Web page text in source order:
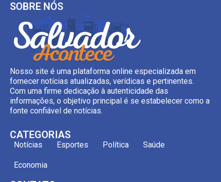
SOBRE NÓS
Nosso site é uma plataforma online especializada em
fornecer notícias atualizadas, verídicas e pertinentes.
Com uma firme dedicação à autenticidade das
informações, o objetivo principal é se estabelecer como a
fonte confiável de notícias.
CATEGORIAS
Notícias Esportes Política Saúde
Economia